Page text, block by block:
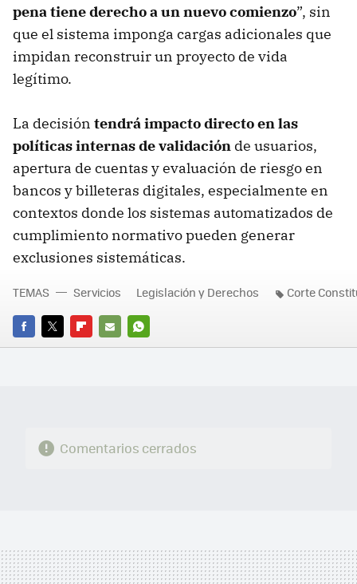
pena tiene derecho a un nuevo comienzo”, sin
que el sistema imponga cargas adicionales que
impidan reconstruir un proyecto de vida
legítimo.
La decisión tendrá impacto directo en las
políticas internas de validación de usuarios,
apertura de cuentas y evaluación de riesgo en
bancos y billeteras digitales, especialmente en
contextos donde los sistemas automatizados de
cumplimiento normativo pueden generar
exclusiones sistemáticas.
FACEBOOK
TWITTERFLIPBOARD
E-
WHATSAPP
TEMAS Servicios Legislación y Derechos Corte
Comentarios cerrados